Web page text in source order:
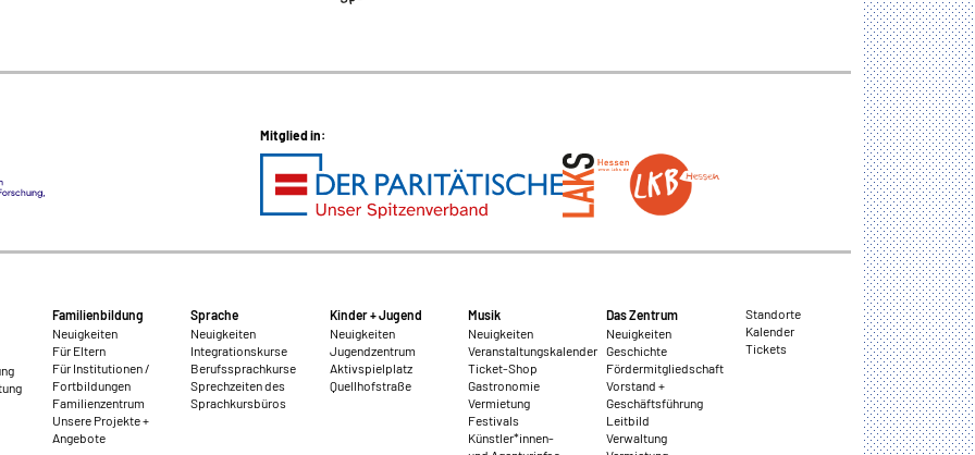
Mitglied in:
Familienbildung
Neuigkeiten
Für Eltern
Für Institutionen /
Fortbildungen
Familienzentrum
Unsere Projekte +
Angebote
Sprache
Neuigkeiten
Integrationskurse
Berufssprachkurse
Sprechzeiten des
Sprachkursbüros
Kinder + Jugend
Neuigkeiten
Jugendzentrum
Aktivspielplatz
Quellhofstraße
Musik
Neuigkeiten
Veranstaltungskalender
Ticket-Shop
Gastronomie
Vermietung
Festivals
Künstler*innen-
Das Zentrum
Neuigkeiten
Geschichte
Fördermitgliedschaft
Vorstand +
Geschäftsführung
Leitbild
Verwaltung
Standorte
Kalender
Tickets